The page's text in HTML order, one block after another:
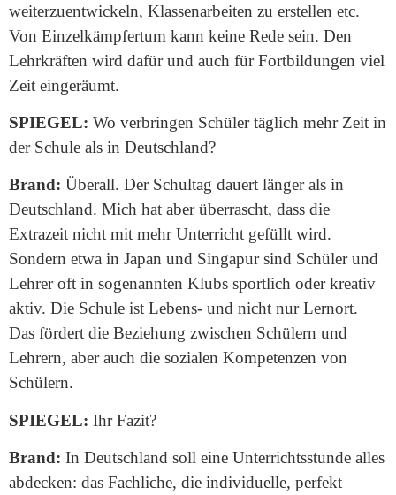
weiterzuentwickeln, Klassenarbeiten zu erstellen etc.
Von Einzelkämpfertum kann keine Rede sein. Den
Lehrkräften wird dafür und auch für Fortbildungen viel
Zeit eingeräumt.
SPIEGEL: Wo verbringen Schüler täglich mehr Zeit in
der Schule als in Deutschland?
Brand: Überall. Der Schultag dauert länger als in
Deutschland. Mich hat aber überrascht, dass die
Extrazeit nicht mit mehr Unterricht gefüllt wird.
Sondern etwa in Japan und Singapur sind Schüler und
Lehrer oft in sogenannten Klubs sportlich oder kreativ
aktiv. Die Schule ist Lebens- und nicht nur Lernort.
Das fördert die Beziehung zwischen Schülern und
Lehrern, aber auch die sozialen Kompetenzen von
Schülern.
SPIEGEL: Ihr Fazit?
Brand: In Deutschland soll eine Unterrichtsstunde alles
abdecken: das Fachliche, die individuelle, perfekt